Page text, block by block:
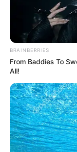
BRAINBERRIES
From Baddies To
All!